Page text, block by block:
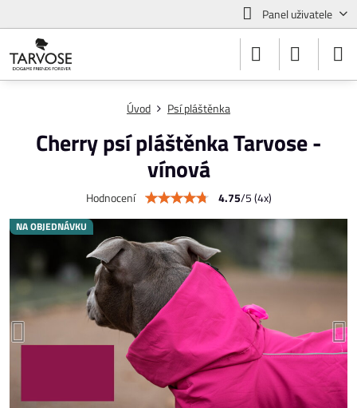
Panel uživatele
NA OBJEDNÁVKU
Úvod Psí pláštěnka
Cherry psí pláštěnka Tarvose -
vínová
Hodnocení 4.75/5(4x)